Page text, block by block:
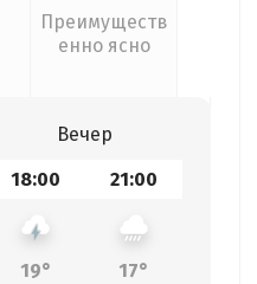
Преимуществ
енно ясно
Вечер
18:00 21:00
19°
17°